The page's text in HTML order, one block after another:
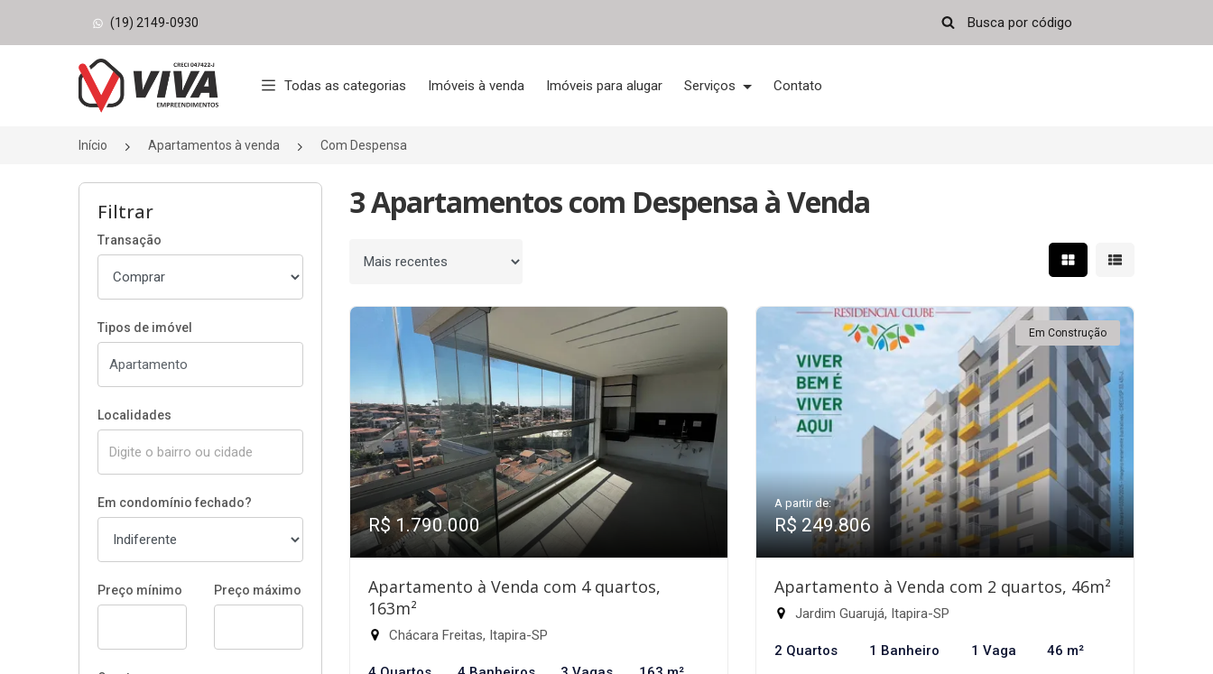
(19) 2149-0930
Página inicial
Todas as categorias Imóveis à venda Imóveis para alugar Serviços Contato
Início Apartamentos à venda Com Despensa
Filtrar
Transação
Tipos de imóvel
Localidades
Em condomínio fechado?
Preço mínimo Preço máximo
3 Apartamentos com Despensa à Venda
Ordenar por Mostrar resultados em
Mostrar
R$ 1.790.000
Apartamento à Venda com 4 quartos,
163m²
Chácara Freitas, Itapira-SP
Em Construção
A partir de:
R$ 249.806
Apartamento à Venda com 2 quartos, 46m²
Jardim Guarujá, Itapira-SP
2 Quartos 1 Banheiro 1 Vaga 46 m²